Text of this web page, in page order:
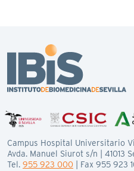
Campus Hospital Universitario
Avda. Manuel Siurot s/n | 41013
Tel. 955 923 000 | Fax 955 923